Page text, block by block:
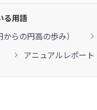
る用語
らの円高の歩み）
アニュアルレポート